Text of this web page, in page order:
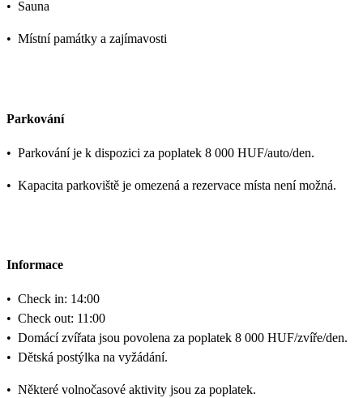
• Sauna
• Místní památky a zajímavosti
Parkování
• Parkování je k dispozici za poplatek 8 000 HUF/auto/den.
• Kapacita parkoviště je omezená a rezervace místa není možná.
Informace
• Check in: 14:00
• Check out: 11:00
• Domácí zvířata jsou povolena za poplatek 8 000 HUF/zvíře/den.
• Dětská postýlka na vyžádání.
• Některé volnočasové aktivity jsou za poplatek.